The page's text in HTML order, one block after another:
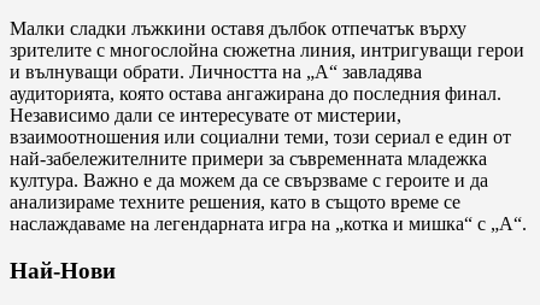
Малки сладки лъжкини оставя дълбок отпечатък върху
зрителите с многослойна сюжетна линия, интригуващи герои
и вълнуващи обрати. Личността на „А“ завладява
аудиторията, която остава ангажирана до последния финал.
Независимо дали се интересувате от мистерии,
взаимоотношения или социални теми, този сериал е един от
най-забележителните примери за съвременната младежка
култура. Важно е да можем да се свързваме с героите и да
анализираме техните решения, като в същото време се
наслаждаваме на легендарната игра на „котка и мишка“ с „А“.
Най-Нови